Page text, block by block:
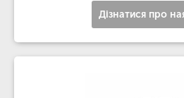
Дізнатися про